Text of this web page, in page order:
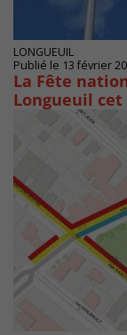
LONGUEUIL
Publié le 13 février
La Fête
Longueuil cet